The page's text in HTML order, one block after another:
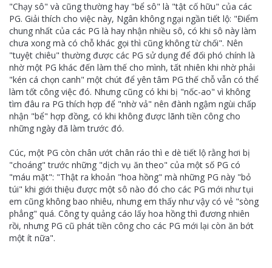
"Chạy sô" và cũng thường hay "bể sô" là "tật cố hữu" của các
PG. Giải thích cho việc này, Ngân không ngại ngần tiết lộ: "Điểm
chung nhất của các PG là hay nhận nhiều sô, có khi sô này làm
chưa xong mà có chỗ khác gọi thì cũng không từ chối". Nên
"tuyệt chiêu" thường được các PG sử dụng để đối phó chính là
nhờ một PG khác đến làm thế cho mình, tất nhiên khi nhờ phải
"kén cá chọn canh" một chút để yên tâm PG thế chỗ vẫn có thể
làm tốt công việc đó. Nhưng cũng có khi bị "nốc-ao" vì không
tìm đâu ra PG thích hợp để "nhờ vả" nên đành ngậm ngùi chấp
nhận "bể" hợp đồng, có khi không được lãnh tiền công cho
những ngày đã làm trước đó.
Cúc, một PG còn chân ướt chân ráo thì e dè tiết lộ rằng hơi bị
"choáng" trước những "dịch vụ ăn theo" của một số PG có
"máu mặt": "Thật ra khoản "hoa hồng" mà những PG này "bỏ
túi" khi giới thiệu được một sô nào đó cho các PG mới như tụi
em cũng không bao nhiêu, nhưng em thấy như vậy có vẻ "sòng
phẳng" quá. Công ty quảng cáo lấy hoa hồng thì đương nhiên
rồi, nhưng PG cũ phát tiền công cho các PG mới lại còn ăn bớt
một ít nữa".